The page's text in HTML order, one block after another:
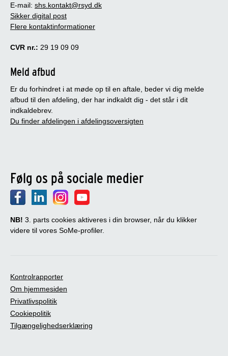
E-mail: shs.kontakt@rsyd.dk
Sikker digital post
Flere kontaktinformationer
CVR nr.: 29 19 09 09
Meld afbud
Er du forhindret i at møde op til en aftale, beder vi dig melde
afbud til den afdeling, der har indkaldt dig - det står i dit
indkaldebrev.
Du finder afdelingen i afdelingsoversigten
Følg os på sociale medier
NB! 3. parts cookies aktiveres i din browser, når du klikker
videre til vores SoMe-profiler.
Kontrolrapporter
Om hjemmesiden
Privatlivspolitik
Cookiepolitik
Tilgængelighedserklæring